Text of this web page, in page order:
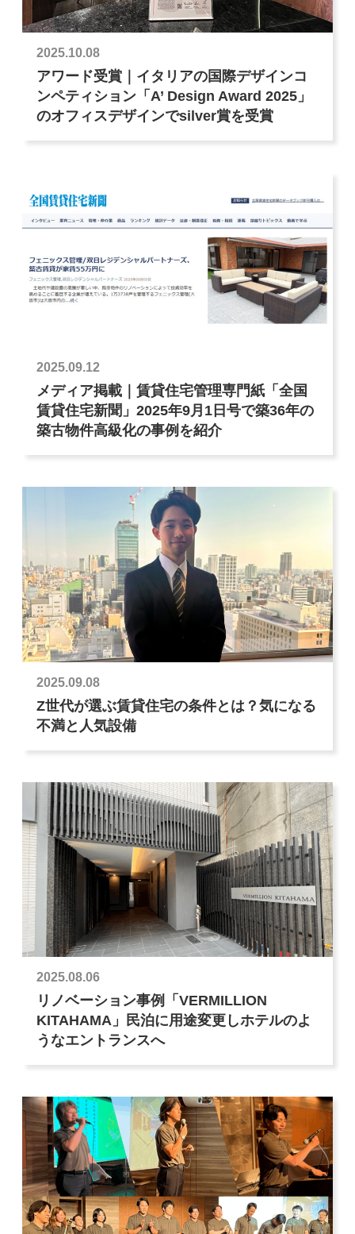
2025.10.08
アワード受賞｜イタリアの国際デザインコ
ンペティション「A’ Design Award 2025」
のオフィスデザインでsilver賞を受賞
2025.09.12
メディア掲載｜賃貸住宅管理専門紙「全国
賃貸住宅新聞」2025年9月1日号で築36年の
築古物件高級化の事例を紹介
2025.09.08
Z世代が選ぶ賃貸住宅の条件とは？気になる
不満と人気設備
2025.08.06
リノベーション事例「VERMILLION
KITAHAMA」民泊に用途変更しホテルのよ
うなエントランスへ